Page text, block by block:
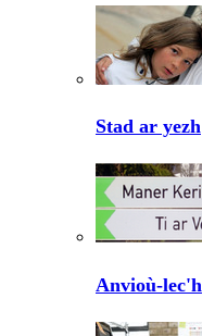
Stad ar yezh
Anvioù-lec'h